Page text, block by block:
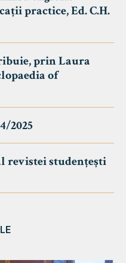
practice, Ed. C.H.
prin Laura
of
2025
revistei studențești